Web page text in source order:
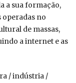
a sua formação,
no
de massas,
a internet e as
/ indústria /